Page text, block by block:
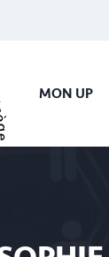
MON UP